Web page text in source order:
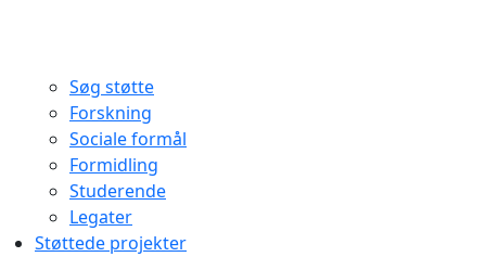
Søg støtte
Forskning
Sociale formål
Formidling
Studerende
Legater
Støttede projekter